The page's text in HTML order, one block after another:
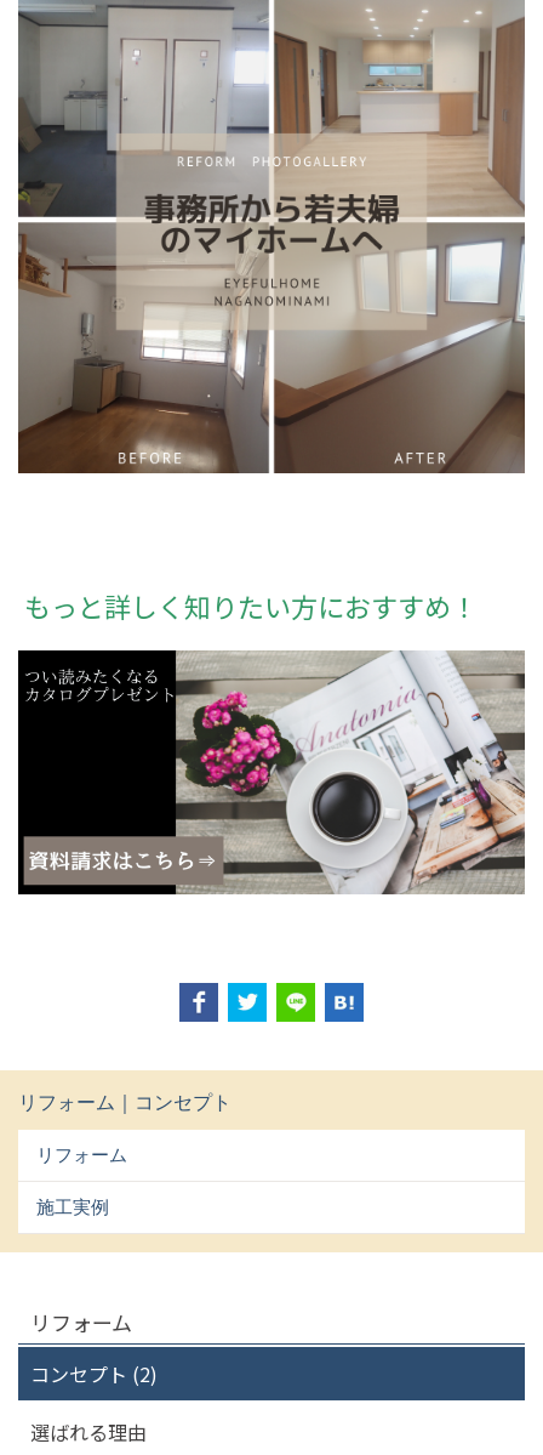
もっと詳しく知りたい方におすすめ！
リフォーム｜コンセプト
リフォーム
施工実例
リフォーム
コンセプト (2)
選ばれる理由